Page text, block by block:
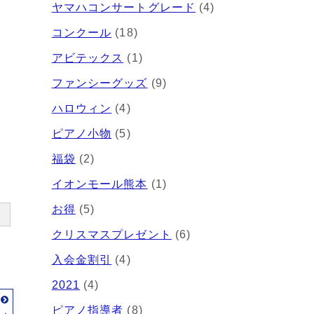
ヤマハコンサートグレード (4)
コンクール (18)
アビテックス (1)
ファンシーグッズ (9)
ハロウィン (4)
ピアノ小物 (5)
福袋 (2)
イオンモール熊本 (1)
お得 (5)
クリスマスプレゼント (6)
入会金割引 (4)
2021 (4)
ピアノ指導者 (8)